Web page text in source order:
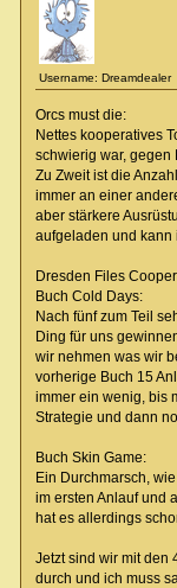
Username: Dreamdealer
Orcs must die:
Nettes kooperatives
schwierig war, gegen
Zu Zweit ist die
immer an einer
aber stärkere
aufgeladen und kann
Dresden Files
Buch Cold Days:
Nach fünf zum Teil
Ding für uns
wir nehmen was wir
vorherige Buch 15
immer ein wenig, bis
Strategie und dann
Buch Skin Game:
Ein Durchmarsch,
im ersten Anlauf und
hat es allerdings
Jetzt sind wir mit den
durch und ich muss